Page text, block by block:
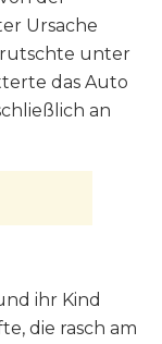
Ursache
unter
das Auto
an
ihr Kind
die rasch am